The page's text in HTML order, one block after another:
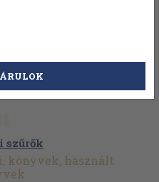
szűrők
könyvek, használt